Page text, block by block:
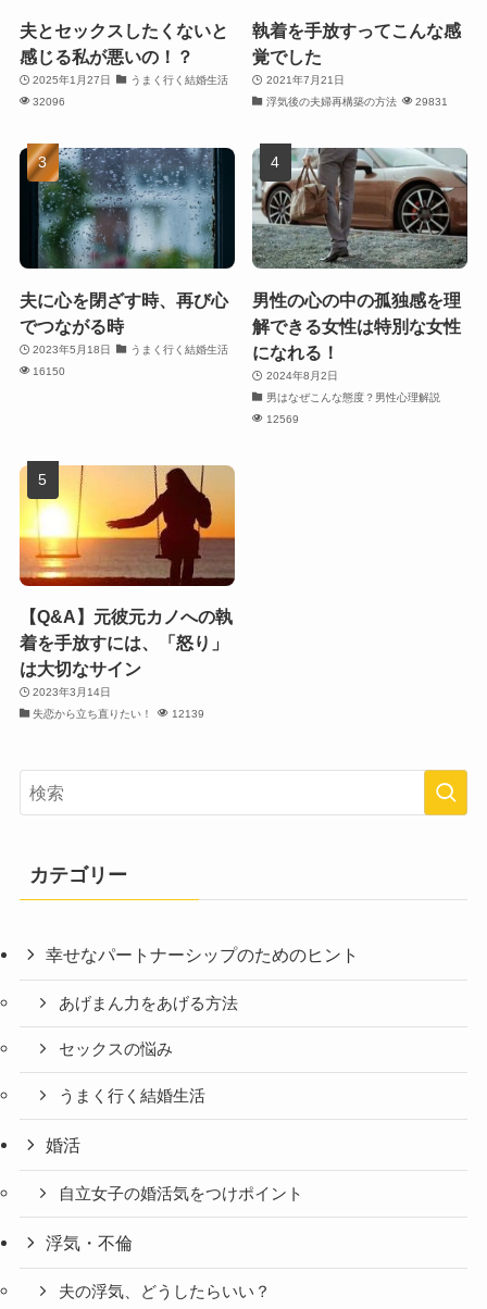
夫とセックスしたくないと
感じる私が悪いの！？
2025年1月27日
うまく行く結婚生活
32096
執着を手放すってこんな感
覚でした
2021年7月21日
浮気後の夫婦再構築の方法
29831
夫に心を閉ざす時、再び心
でつながる時
2023年5月18日
うまく行く結婚生活
16150
男性の心の中の孤独感を理
解できる女性は特別な女性
になれる！
2024年8月2日
男はなぜこんな態度？男性心理解説
12569
【Q&A】元彼元カノへの執
着を手放すには、「怒り」
は大切なサイン
2023年3月14日
失恋から立ち直りたい！
12139
カテゴリー
幸せなパートナーシップのためのヒント
あげまん力をあげる方法
セックスの悩み
うまく行く結婚生活
婚活
自立女子の婚活気をつけポイント
浮気・不倫
夫の浮気、どうしたらいい？